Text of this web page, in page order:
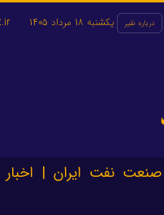
درباره نفیر یکشنبه 18 مرداد 1405
صنعت نفت ایران |